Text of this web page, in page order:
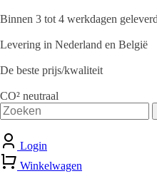
Binnen 3 tot 4 werkdagen geleverd
Levering in Nederland en België
De beste prijs/kwaliteit
CO² neutraal
Zoeken
naar:
Login
Winkelwagen